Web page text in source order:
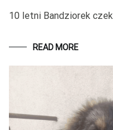
10 letni Bandziorek
READ MORE